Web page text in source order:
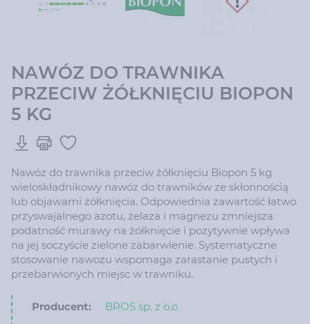
NAWÓZ DO TRAWNIKA
PRZECIW ŻÓŁKNIĘCIU BIOPON
5 KG
Nawóz do trawnika przeciw żółknięciu Biopon 5 kg
wieloskładnikowy nawóz do trawników ze skłonnością
lub objawami żółknięcia. Odpowiednia zawartość łatwo
przyswajalnego azotu, żelaza i magnezu zmniejsza
podatność murawy na żółknięcie i pozytywnie wpływa
na jej soczyście zielone zabarwienie. Systematyczne
stosowanie nawozu wspomaga zarastanie pustych i
przebarwionych miejsc w trawniku.
Producent:
BROS sp. z o.o